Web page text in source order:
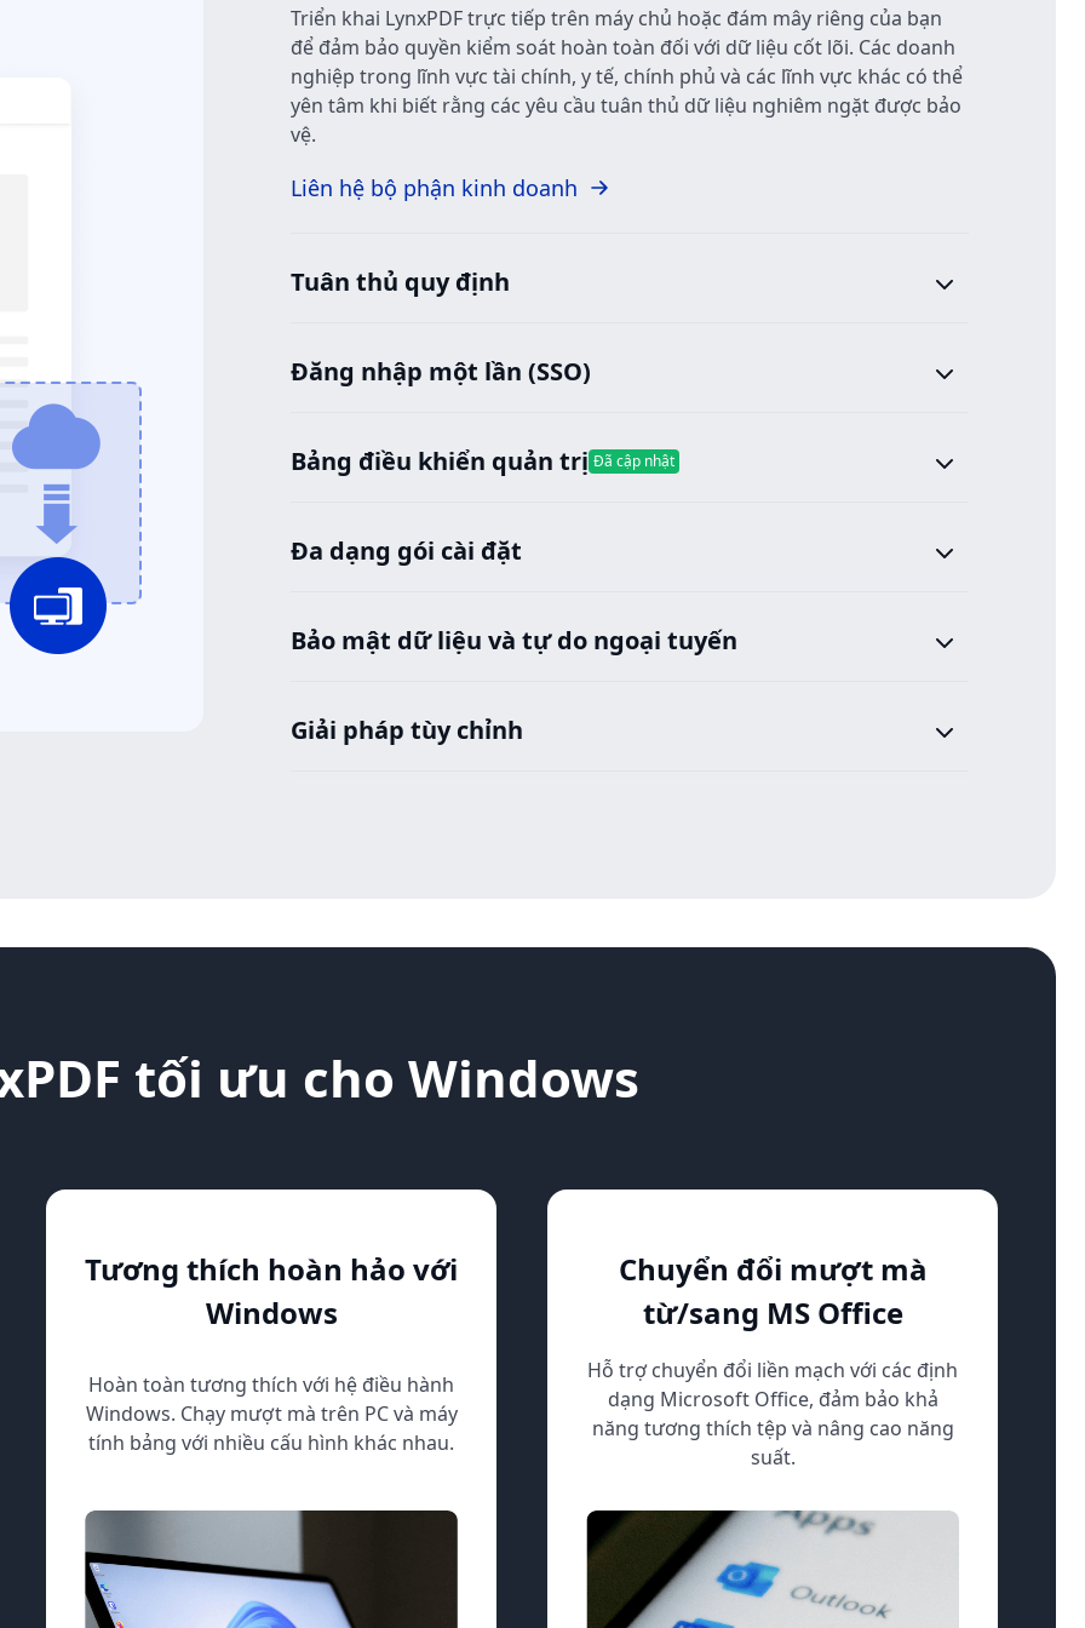
Triển khai LynxPDF trực tiếp trên máy chủ hoặc đám mây riêng của bạn
để đảm bảo quyền kiểm soát hoàn toàn đối với dữ liệu cốt lõi. Các doanh
nghiệp trong lĩnh vực tài chính, y tế, chính phủ và các lĩnh vực khác có thể
yên tâm khi biết rằng các yêu cầu tuân thủ dữ liệu nghiêm ngặt được bảo
vệ.
Liên hệ bộ phận kinh doanh
Tuân thủ quy định
Đăng nhập một lần (SSO)
Bảng điều khiển quản trị Đã cập nhật
Đa dạng gói cài đặt
Bảo mật dữ liệu và tự do ngoại tuyến
Giải pháp tùy chỉnh
tối ưu cho Windows
Tương thích hoàn hảo với
Windows
Hoàn toàn tương thích với hệ điều hành
Windows. Chạy mượt mà trên PC và máy
tính bảng với nhiều cấu hình khác nhau.
Chuyển đổi mượt mà
từ/sang MS Office
Hỗ trợ chuyển đổi liền mạch với các định
dạng Microsoft Office, đảm bảo khả
năng tương thích tệp và nâng cao năng
suất.